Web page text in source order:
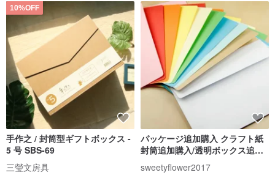
10%OFF
手作之 / 封筒型ギフトボックス -
5 号 SBS-69
三瑩文房具
パッケージ追加購入 クラフト紙
封筒追加購入/透明ボックス追加
購入/ギフト用の箱追加購入/花束
sweetyflower2017